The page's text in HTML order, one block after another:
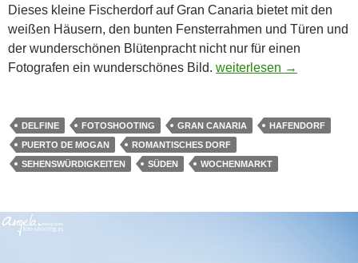
Dieses kleine Fischerdorf auf Gran Canaria bietet mit den
weißen Häusern, den bunten Fensterrahmen und Türen und
der wunderschönen Blütenpracht nicht nur für einen
Fotografen ein wunderschönes Bild. Puerto de Mogan
weiterlesen →
DELFINE FOTOSHOOTING GRAN CANARIA
HAFENDORF
PUERTO DE MOGAN
ROMANTISCHES DORF
SEHENSWÜRDIGKEITEN
SÜDEN WOCHENMARKT